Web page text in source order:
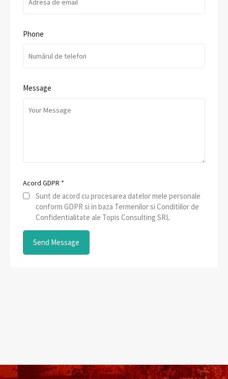
Phone
Message
Acord GDPR *
Sunt de acord cu procesarea datelor mele personale
conform GDPR si in baza Termenilor si Conditiilor de
Confidentialitate ale Topis Consulting SRL